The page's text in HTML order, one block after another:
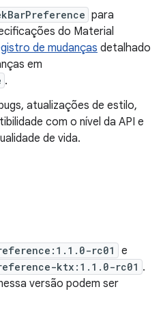
para
do Material
de mudanças detalhado
em
.
atualizações de estilo,
com o nível da API e
de vida.
rc01 e
ktx:1.1.0-rc01 .
versão podem ser